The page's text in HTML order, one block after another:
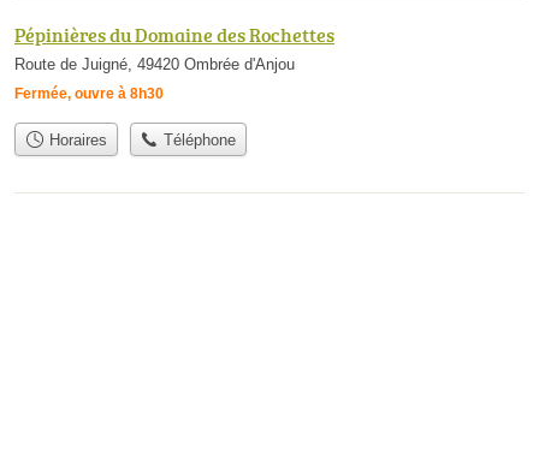
Pépinières du Domaine des Rochettes
Route de Juigné, 49420 Ombrée d'Anjou
Fermée, ouvre à 8h30
Horaires Téléphone